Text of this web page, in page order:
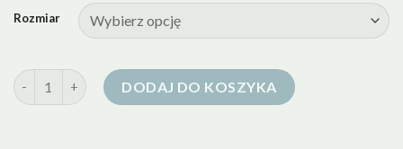
Rozmiar
ilość medicine kurtki puchoweDODAJ DO KOSZYKA